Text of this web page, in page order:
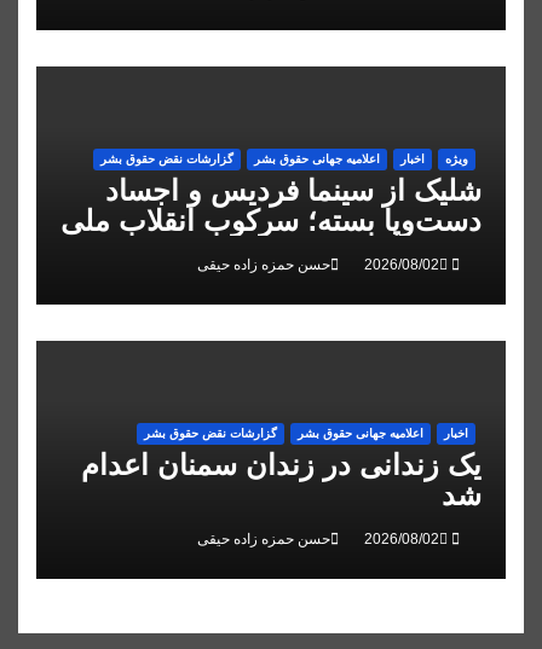
ویژه اخبار اعلاميه جهانی حقوق بشر گزارشات نقض حقوق بشر
شلیک از سینما فردیس و اجساد
دست‌وپا بسته؛ سرکوب انقلاب ملی
در البرز
حسن حمزه زاده حیقی
اخبار اعلاميه جهانی حقوق بشر گزارشات نقض حقوق بشر
یک زندانی در زندان سمنان اعدام
شد
حسن حمزه زاده حیقی